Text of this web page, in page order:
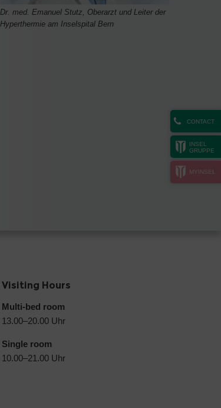
CONTACT
INSEL
GRUPPE
MYINSEL
Dr. med. Emanuel Stutz, Oberarzt und Leiter der
Hyperthermie am Inselspital Bern
Visiting Hours
Multi-bed room
13.00–20.00 Uhr
Single room
10.00–21.00 Uhr